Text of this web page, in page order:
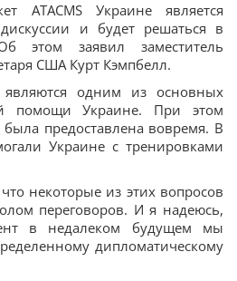
ATACMS Украине является
и будет решаться в
этом заявил заместитель
США Курт Кэмпбелл.
одним из основных
помощи Украине. При этом
была предоставлена вовремя. В
Украине с тренировками
некоторые из этих вопросов
переговоров. И я надеюсь,
в недалеком будущем мы
дипломатическому